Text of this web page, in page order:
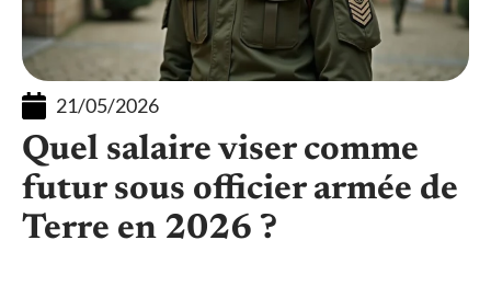
21/05/2026
Quel salaire viser comme
futur sous officier armée de
Terre en 2026 ?